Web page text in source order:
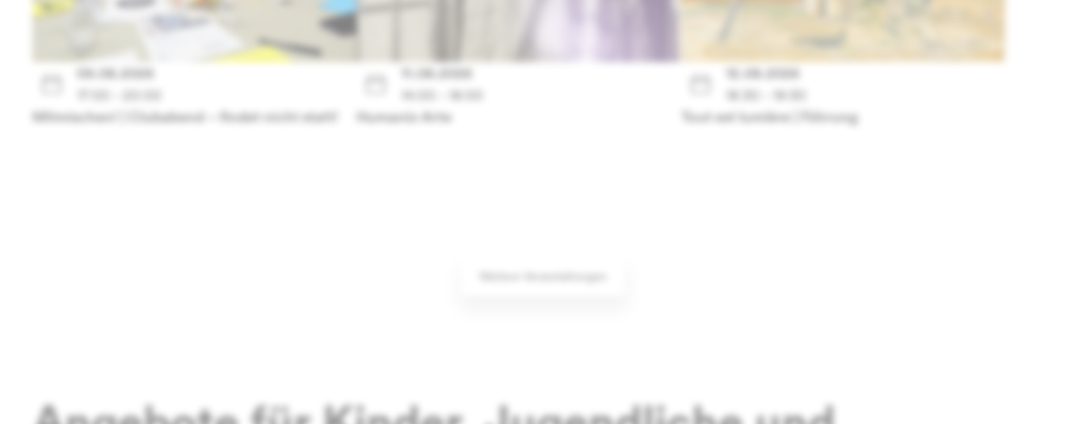
09.08.2026
Mitmischen! | Clubabend – findet nicht statt!
11.08.2026
14:00 - 16:00
Humaniz-Arte
12.08.2026
18:30 - 19:30
Tout est lumière | Führung